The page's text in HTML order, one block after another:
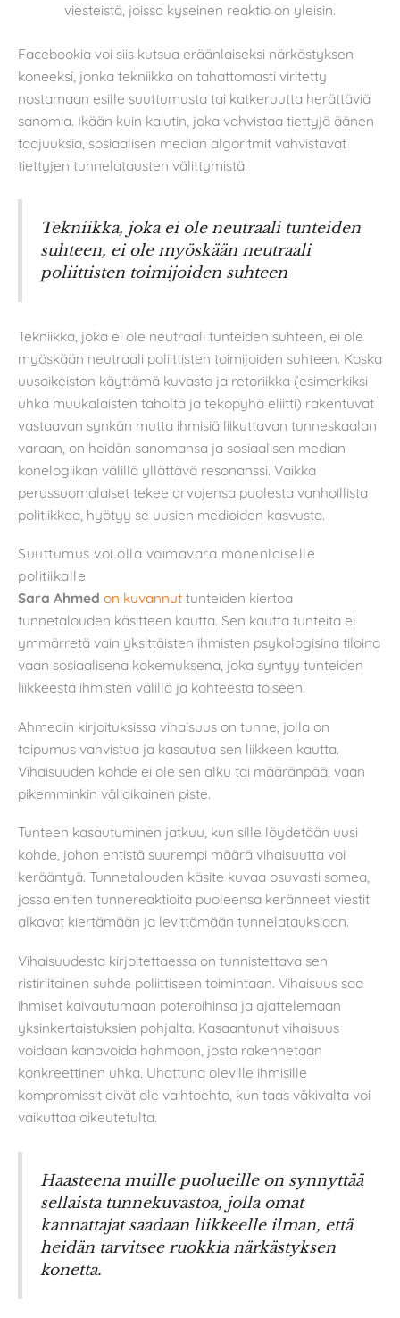
viesteistä, joissa kyseinen reaktio on yleisin.
Facebookia voi siis kutsua eräänlaiseksi närkästyksen
koneeksi, jonka tekniikka on tahattomasti viritetty
nostamaan esille suuttumusta tai katkeruutta herättäviä
sanomia. Ikään kuin kaiutin, joka vahvistaa tiettyjä äänen
taajuuksia, sosiaalisen median algoritmit vahvistavat
tiettyjen tunnelatausten välittymistä.
Tekniikka, joka ei ole neutraali tunteiden
suhteen, ei ole myöskään neutraali
poliittisten toimijoiden suhteen
Tekniikka, joka ei ole neutraali tunteiden suhteen, ei ole
myöskään neutraali poliittisten toimijoiden suhteen. Koska
uusoikeiston käyttämä kuvasto ja retoriikka (esimerkiksi
uhka muukalaisten taholta ja tekopyhä eliitti) rakentuvat
vastaavan synkän mutta ihmisiä liikuttavan tunneskaalan
varaan, on heidän sanomansa ja sosiaalisen median
konelogiikan välillä yllättävä resonanssi. Vaikka
perussuomalaiset tekee arvojensa puolesta vanhoillista
politiikkaa, hyötyy se uusien medioiden kasvusta.
Suuttumus voi olla voimavara monenlaiselle
politiikalle
Sara Ahmed on kuvannut tunteiden kiertoa
tunnetalouden käsitteen kautta. Sen kautta tunteita ei
ymmärretä vain yksittäisten ihmisten psykologisina tiloina
vaan sosiaalisena kokemuksena, joka syntyy tunteiden
liikkeestä ihmisten välillä ja kohteesta toiseen.
Ahmedin kirjoituksissa vihaisuus on tunne, jolla on
taipumus vahvistua ja kasautua sen liikkeen kautta.
Vihaisuuden kohde ei ole sen alku tai määränpää, vaan
pikemminkin väliaikainen piste.
Tunteen kasautuminen jatkuu, kun sille löydetään uusi
kohde, johon entistä suurempi määrä vihaisuutta voi
kerääntyä. Tunnetalouden käsite kuvaa osuvasti somea,
jossa eniten tunnereaktioita puoleensa keränneet viestit
alkavat kiertämään ja levittämään tunnelatauksiaan.
Vihaisuudesta kirjoitettaessa on tunnistettava sen
ristiriitainen suhde poliittiseen toimintaan. Vihaisuus saa
ihmiset kaivautumaan poteroihinsa ja ajattelemaan
yksinkertaistuksien pohjalta. Kasaantunut vihaisuus
voidaan kanavoida hahmoon, josta rakennetaan
konkreettinen uhka. Uhattuna oleville ihmisille
kompromissit eivät ole vaihtoehto, kun taas väkivalta voi
vaikuttaa oikeutetulta.
Haasteena muille puolueille on synnyttää
sellaista tunnekuvastoa, jolla omat
kannattajat saadaan liikkeelle ilman, että
heidän tarvitsee ruokkia närkästyksen
konetta.